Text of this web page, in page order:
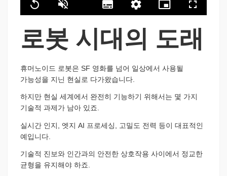
Replay Unmute
Subtitles품
질
준
Picture-
in-
Fullscreen
로봇 시대의 도래
휴머노이드 로봇은 SF 영화를 넘어 일상에서 사용될
가능성을 지닌 현실로 다가왔습니다.
하지만 현실 세계에서 완전히 기능하기 위해서는 몇 가지
기술적 과제가 남아 있죠.
실시간 인지, 엣지 AI 프로세싱,
고밀도 전력 등이 대표적인
예입니다.
기술적 진보와 인간과의 안전한 상호작용 사이에서 정교한
균형을 유지해야 하죠.